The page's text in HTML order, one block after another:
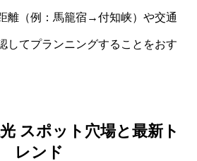
離（例：馬籠宿→付知峡）や交通
してプランニングすることをおす
スポット穴場と最新ト
レンド